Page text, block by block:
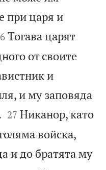
при царя и
Тогава царят
от своите
и
и му заповяда


27 Никанор, като
войска,
и до братята му